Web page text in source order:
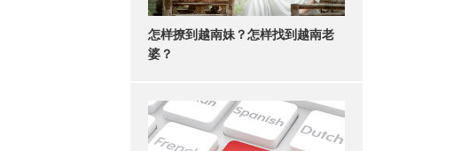
怎样撩到越南妹？怎样找到越南老
婆？